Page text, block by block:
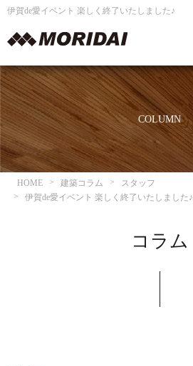
伊賀de愛イベント 楽しく終了いたしました♪
COLUMN
HOME 建築コラム
スタッフ
伊賀de愛イベント 楽しく終了いたしました♪
コラム